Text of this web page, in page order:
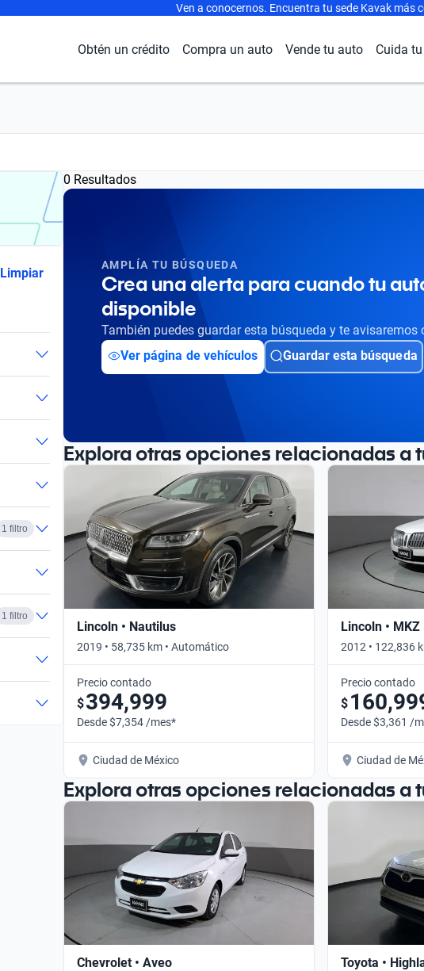
Ven a conocernos. Encuentra tu sede Kavak más
Obtén un crédito Compra un auto Vende tu auto Cuida
Limpiar
1 filtro
1 filtro
0 Resultados
AMPLÍA TU BÚSQUEDA
Crea una alerta para cuando tu
disponible
También puedes guardar esta búsqueda y te avisaremos
Ver página de vehículos
Guardar esta búsqueda
Explora otras opciones relacionadas a
Lincoln • Nautilus
2019 • 58,735 km • Automático
Precio contado
$394,999
Desde $7,354 /mes*
Ciudad de México
Lincoln • MKZ
2012 • 122,836
Precio contado
$
Desde $3,361 /
Ciudad de
Explora otras opciones relacionadas a
Chevrolet • Aveo Toyota •